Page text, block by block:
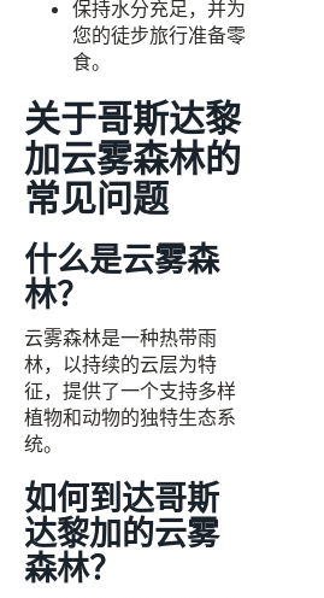
保持水分充足，并为
您的徒步旅行准备零
食。
关于哥斯达黎
加云雾森林的
常见问题
什么是云雾森
林？
云雾森林是一种热带雨
林，以持续的云层为特
征，提供了一个支持多样
植物和动物的独特生态系
统。
如何到达哥斯
达黎加的云雾
森林？